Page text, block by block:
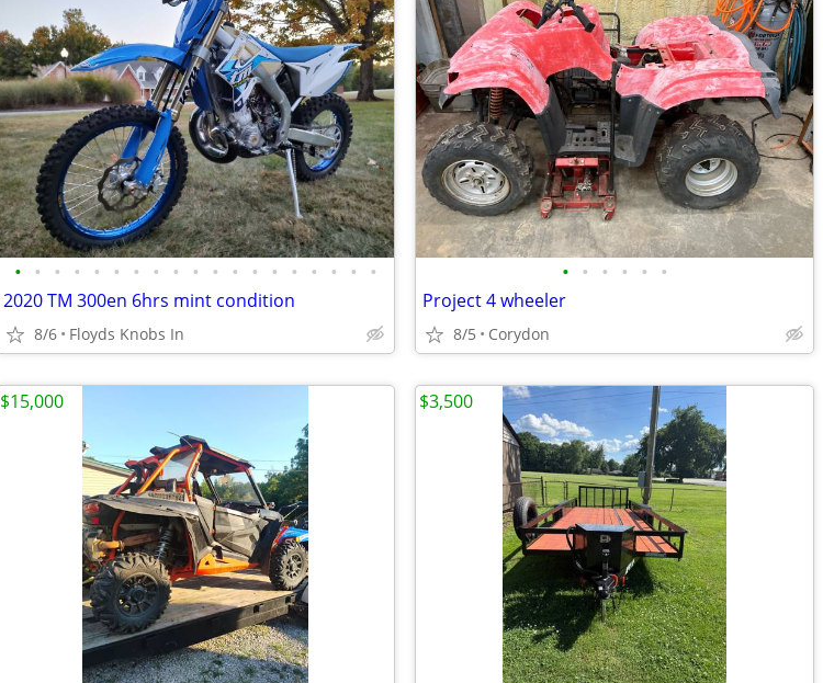
• • • • • • • • • • • • • • • • • • •
2020 TM 300en 6hrs mint condition
8/6 Floyds Knobs In
• • • • • •
Project 4 wheeler
8/5 Corydon
$15,000 $3,500